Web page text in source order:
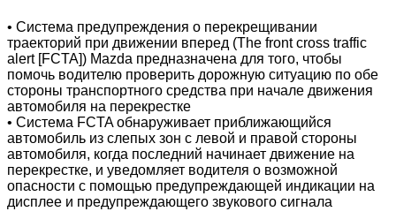
• Система предупреждения о перекрещивании
траекторий при движении вперед (The front cross traffic
alert [FCTA]) Mazda предназначена для того, чтобы
помочь водителю проверить дорожную ситуацию по обе
стороны транспортного средства при начале движения
автомобиля на перекрестке
• Система FCTA обнаруживает приближающийся
автомобиль из слепых зон с левой и правой стороны
автомобиля, когда последний начинает движение на
перекрестке, и уведомляет водителя о возможной
опасности с помощью предупреждающей индикации на
дисплее и предупреждающего звукового сигнала